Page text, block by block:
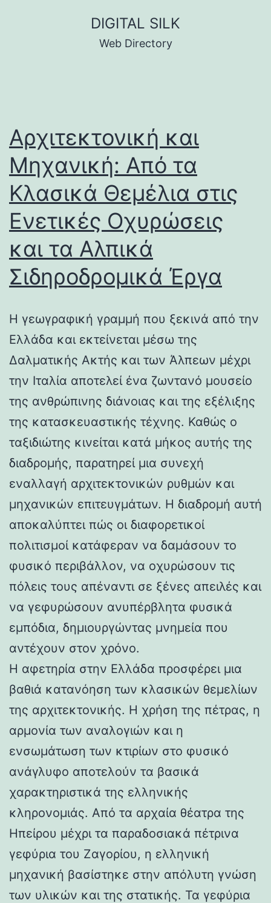
DIGITAL SILK
Web Directory
Αρχιτεκτονική και
Μηχανική: Από τα
Κλασικά Θεμέλια στις
Ενετικές Οχυρώσεις
και τα Αλπικά
Σιδηροδρομικά Έργα
Η γεωγραφική γραμμή που ξεκινά από την
Ελλάδα και εκτείνεται μέσω της
Δαλματικής Ακτής και των Άλπεων μέχρι
την Ιταλία αποτελεί ένα ζωντανό μουσείο
της ανθρώπινης διάνοιας και της εξέλιξης
της κατασκευαστικής τέχνης. Καθώς ο
ταξιδιώτης κινείται κατά μήκος αυτής της
διαδρομής, παρατηρεί μια συνεχή
εναλλαγή αρχιτεκτονικών ρυθμών και
μηχανικών επιτευγμάτων. Η διαδρομή αυτή
αποκαλύπτει πώς οι διαφορετικοί
πολιτισμοί κατάφεραν να δαμάσουν το
φυσικό περιβάλλον, να οχυρώσουν τις
πόλεις τους απέναντι σε ξένες απειλές και
να γεφυρώσουν ανυπέρβλητα φυσικά
εμπόδια, δημιουργώντας μνημεία που
αντέχουν στον χρόνο.
Η αφετηρία στην Ελλάδα προσφέρει μια
βαθιά κατανόηση των κλασικών θεμελίων
της αρχιτεκτονικής. Η χρήση της πέτρας, η
αρμονία των αναλογιών και η
ενσωμάτωση των κτιρίων στο φυσικό
ανάγλυφο αποτελούν τα βασικά
χαρακτηριστικά της ελληνικής
κληρονομιάς. Από τα αρχαία θέατρα της
Ηπείρου μέχρι τα παραδοσιακά πέτρινα
γεφύρια του Ζαγορίου, η ελληνική
μηχανική βασίστηκε στην απόλυτη γνώση
των υλικών και της στατικής. Τα γεφύρια